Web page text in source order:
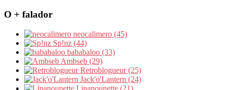
O + falador
neocalimero (45)
Sp!nz (44)
bababaloo (33)
Ambseb (29)
Retroblogueur (25)
Jack'o'Lantern (24)
Linanounette (21)